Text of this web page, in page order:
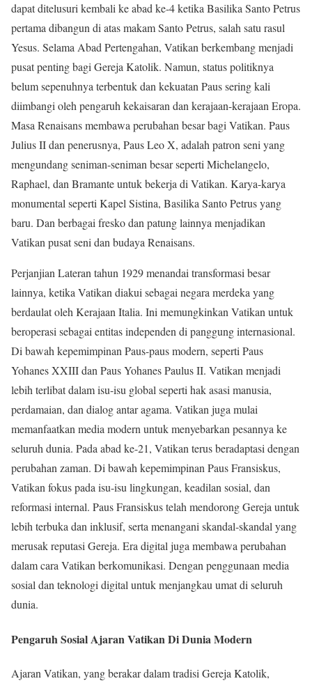
dapat ditelusuri kembali ke abad ke-4 ketika Basilika Santo Petrus
pertama dibangun di atas makam Santo Petrus, salah satu rasul
Yesus. Selama Abad Pertengahan, Vatikan berkembang menjadi
pusat penting bagi Gereja Katolik. Namun, status politiknya
belum sepenuhnya terbentuk dan kekuatan Paus sering kali
diimbangi oleh pengaruh kekaisaran dan kerajaan-kerajaan Eropa.
Masa Renaisans membawa perubahan besar bagi Vatikan. Paus
Julius II dan penerusnya, Paus Leo X, adalah patron seni yang
mengundang seniman-seniman besar seperti Michelangelo,
Raphael, dan Bramante untuk bekerja di Vatikan. Karya-karya
monumental seperti Kapel Sistina, Basilika Santo Petrus yang
baru. Dan berbagai fresko dan patung lainnya menjadikan
Vatikan pusat seni dan budaya Renaisans.
Perjanjian Lateran tahun 1929 menandai transformasi besar
lainnya, ketika Vatikan diakui sebagai negara merdeka yang
berdaulat oleh Kerajaan Italia. Ini memungkinkan Vatikan untuk
beroperasi sebagai entitas independen di panggung internasional.
Di bawah kepemimpinan Paus-paus modern, seperti Paus
Yohanes XXIII dan Paus Yohanes Paulus II. Vatikan menjadi
lebih terlibat dalam isu-isu global seperti hak asasi manusia,
perdamaian, dan dialog antar agama. Vatikan juga mulai
memanfaatkan media modern untuk menyebarkan pesannya ke
seluruh dunia. Pada abad ke-21, Vatikan terus beradaptasi dengan
perubahan zaman. Di bawah kepemimpinan Paus Fransiskus,
Vatikan fokus pada isu-isu lingkungan, keadilan sosial, dan
reformasi internal. Paus Fransiskus telah mendorong Gereja untuk
lebih terbuka dan inklusif, serta menangani skandal-skandal yang
merusak reputasi Gereja. Era digital juga membawa perubahan
dalam cara Vatikan berkomunikasi. Dengan penggunaan media
sosial dan teknologi digital untuk menjangkau umat di seluruh
dunia.
Pengaruh Sosial Ajaran Vatikan Di Dunia Modern
Ajaran Vatikan, yang berakar dalam tradisi Gereja Katolik,